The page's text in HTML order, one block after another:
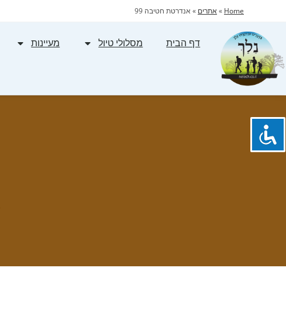
Home
» אתרים » אנדרטת חטיבה 99
דף הבית מסלולי טיול מעיינות